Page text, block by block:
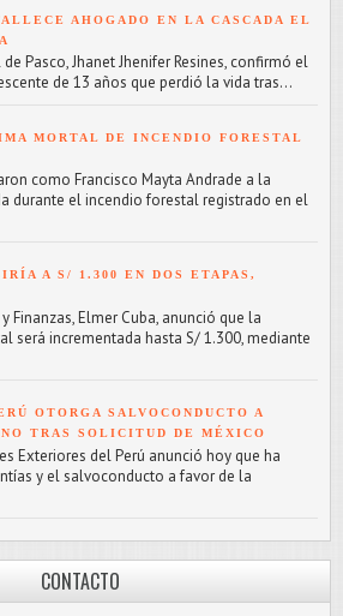
AHOGADO EN LA CASCADA EL
Pasco, Jhanet Jhenifer Resines, confirmó el
de 13 años que perdió la vida tras...
MORTAL DE INCENDIO FORESTAL
como Francisco Mayta Andrade a la
durante el incendio forestal registrado en el
A S/ 1.300 EN DOS ETAPAS,
Finanzas, Elmer Cuba, anunció que la
será incrementada hasta S/ 1.300, mediante
OTORGA SALVOCONDUCTO A
TRAS SOLICITUD DE MÉXICO
Exteriores del Perú anunció hoy que ha
y el salvoconducto a favor de la
CONTACTO